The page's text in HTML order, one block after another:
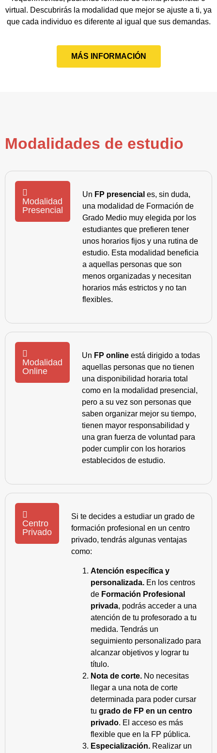
virtual. Descubrirás la modalidad que mejor se ajuste a ti, ya
que cada individuo es diferente al igual que sus demandas.
MÁS INFORMACIÓN
Modalidades de estudio
Modalidad
Presencial
Un FP presencial es, sin duda,
una modalidad de Formación de
Grado Medio muy elegida por los
estudiantes que prefieren tener
unos horarios fijos y una rutina de
estudio. Esta modalidad beneficia
a aquellas personas que son
menos organizadas y necesitan
horarios más estrictos y no tan
flexibles.
Modalidad
Online
Un FP online está dirigido a todas
aquellas personas que no tienen
una disponibilidad horaria total
como en la modalidad presencial,
pero a su vez son personas que
saben organizar mejor su tiempo,
tienen mayor responsabilidad y
una gran fuerza de voluntad para
poder cumplir con los horarios
establecidos de estudio.
Centro
Privado
Si te decides a estudiar un grado de
formación profesional en un centro
privado, tendrás algunas ventajas
como:
Atención específica y
personalizada. En los centros
de Formación Profesional
privada, podrás acceder a una
atención de tu profesorado a tu
medida. Tendrás un
seguimiento personalizado para
alcanzar objetivos y lograr tu
título.
Nota de corte. No necesitas
llegar a una nota de corte
determinada para poder cursar
tu grado de FP en un centro
privado. El acceso es más
flexible que en la FP pública.
Especialización. Realizar un